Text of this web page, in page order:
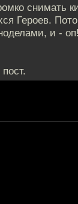
снимать
Героев.
и -